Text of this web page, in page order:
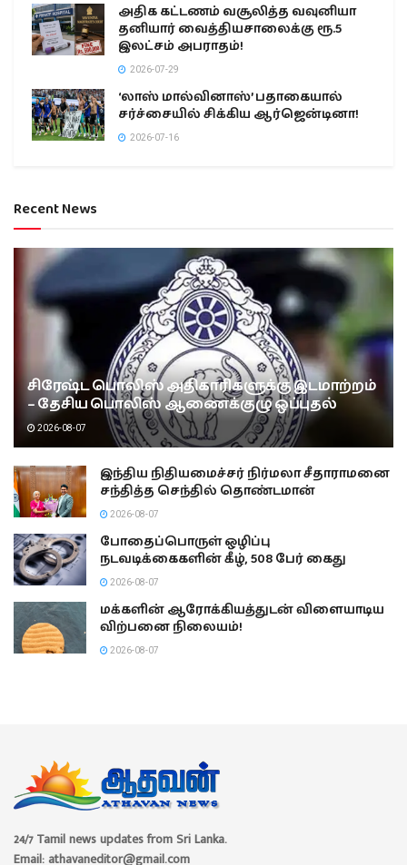
அதிக கட்டணம் வசூலித்த வவுனியா
தனியார் வைத்தியசாலைக்கு ரூ.5
இலட்சம் அபராதம்!
2026-07-29
‘லாஸ் மால்வினாஸ்’ பதாகையால்
சர்ச்சையில் சிக்கிய ஆர்ஜென்டினா!
2026-07-16
Recent News
சிரேஷ்ட பொலிஸ் அதிகாரிகளுக்கு இடமாற்றம்
– தேசிய பொலிஸ் ஆணைக்குழு ஒப்புதல்
2026-08-07
இந்திய நிதியமைச்சர் நிர்மலா சீதாராமனை
சந்தித்த செந்தில் தொண்டமான்
2026-08-07
போதைப்பொருள் ஒழிப்பு
நடவடிக்கைகளின் கீழ், 508 பேர் கைது
2026-08-07
மக்களின் ஆரோக்கியத்துடன் விளையாடிய
விற்பனை நிலையம்!
2026-08-07
24/7 Tamil news updates from Sri Lanka.
Email: athavaneditor@gmail.com